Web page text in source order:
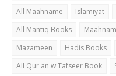
All Maahname
Islamiyat
All Mantiq Books
Mazameen
Hadis Books
All Qur'an w Tafseer Book